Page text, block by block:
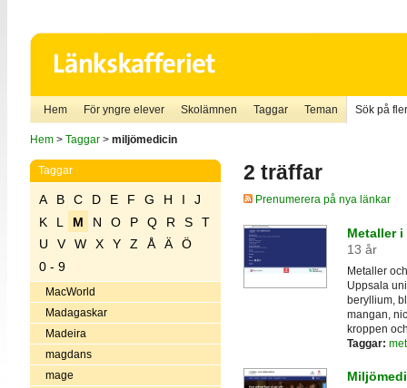
Hem För yngre elever Skolämnen Taggar Teman Sök på
Hem> Taggar> miljömedicin
Taggar
A B C D E F G H I
J
K
L M N O P Q R S
T
U
V W X Y Z Å Ä
Ö
0 - 9
MacWorld
Madagaskar
Madeira
magdans
mage
2 träffar
Prenumerera på nya länkar
Metaller
13 år
Metaller
Uppsala
beryllium,
mangan,
kroppen
Taggar: